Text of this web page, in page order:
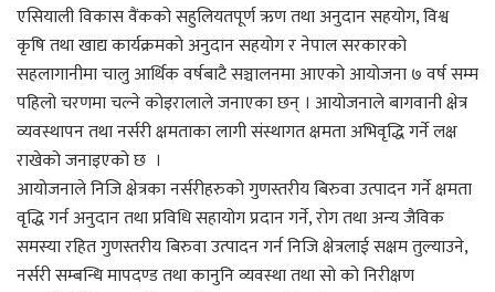
एसियाली विकास वैंकको सहुलियतपूर्ण ऋण तथा अनुदान सहयोग, विश्व
कृषि तथा खाद्य कार्यक्रमको अनुदान सहयोग र नेपाल सरकारको
सहलागानीमा चालु आर्थिक वर्षबाटै सञ्चालनमा आएको आयोजना ७ वर्ष सम्म
पहिलो चरणमा चल्ने कोइरालाले जनाएका छन् । आयोजनाले बागवानी क्षेत्र
व्यवस्थापन तथा नर्सरी क्षमताका लागी संस्थागत क्षमता अभिवृद्धि गर्ने लक्ष
राखेको जनाइएको छ ।
आयोजनाले निजि क्षेत्रका नर्सरीहरुको गुणस्तरीय बिरुवा उत्पादन गर्ने क्षमता
वृद्धि गर्न अनुदान तथा प्रविधि सहायोग प्रदान गर्ने, रोग तथा अन्य जैविक
समस्या रहित गुणस्तरीय बिरुवा उत्पादन गर्न निजि क्षेत्रलाई सक्षम तुल्याउने,
नर्सरी सम्बन्धि मापदण्ड तथा कानुनि व्यवस्था तथा सो को निरीक्षण